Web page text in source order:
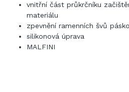
vnitřní část průkrčníku
materiálu
zpevnění ramenních švů
silikonová úprava
MALFINI